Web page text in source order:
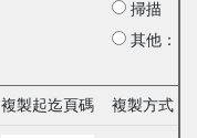
掃描
其他：
複製起迄頁碼 複製方式